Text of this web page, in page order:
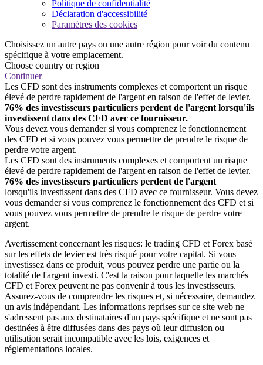
Politique de confidentialité
Déclaration d'accessibilité
Paramètres des cookies
Choisissez un autre pays ou une autre région pour voir du contenu
spécifique à votre emplacement.
Choose country or region
Continuer
Les CFD sont des instruments complexes et comportent un risque
élevé de perdre rapidement de l'argent en raison de l'effet de levier.
76% des investisseurs particuliers perdent de l'argent lorsqu'ils
investissent dans des CFD avec ce fournisseur.
Vous devez vous demander si vous comprenez le fonctionnement
des CFD et si vous pouvez vous permettre de prendre le risque de
perdre votre argent.
Les CFD sont des instruments complexes et comportent un risque
élevé de perdre rapidement de l'argent en raison de l'effet de levier.
76% des investisseurs particuliers perdent de l'argent
lorsqu'ils investissent dans des CFD avec ce fournisseur. Vous devez
vous demander si vous comprenez le fonctionnement des CFD et si
vous pouvez vous permettre de prendre le risque de perdre votre
argent.
Avertissement concernant les risques: le trading CFD et Forex basé
sur les effets de levier est très risqué pour votre capital. Si vous
investissez dans ce produit, vous pouvez perdre une partie ou la
totalité de l'argent investi. C'est la raison pour laquelle les marchés
CFD et Forex peuvent ne pas convenir à tous les investisseurs.
Assurez-vous de comprendre les risques et, si nécessaire, demandez
un avis indépendant. Les informations reprises sur ce site web ne
s'adressent pas aux destinataires d'un pays spécifique et ne sont pas
destinées à être diffusées dans des pays où leur diffusion ou
utilisation serait incompatible avec les lois, exigences et
réglementations locales.